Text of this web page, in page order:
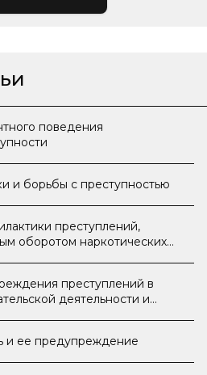
поведения
и борьбы с преступностью
преступлений,
оборотом наркотических
преступлений в
деятельности и
и ее предупреждение